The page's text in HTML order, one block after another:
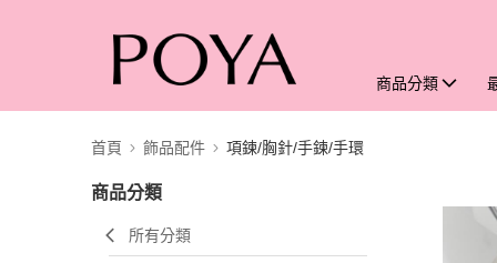
商品分類
首頁 飾品配件 項鍊/胸針/手鍊/手環
商品分類
所有分類